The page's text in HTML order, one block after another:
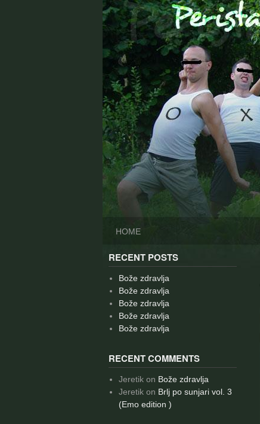
HOME
RECENT POSTS
Bože zdravlja
Bože zdravlja
Bože zdravlja
Bože zdravlja
Bože zdravlja
RECENT COMMENTS
Jeretikon Bože zdravlja
Jeretikon Brlj po sunjari vol. 3
(Emo edition )